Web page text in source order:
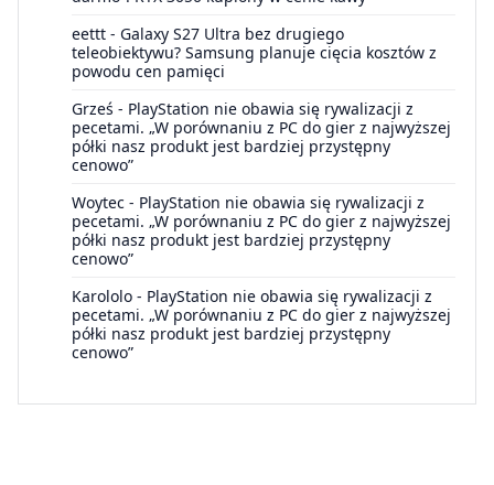
eettt - Galaxy S27 Ultra bez drugiego
teleobiektywu? Samsung planuje cięcia kosztów z
powodu cen pamięci
Grześ - PlayStation nie obawia się rywalizacji z
pecetami. „W porównaniu z PC do gier z najwyższej
półki nasz produkt jest bardziej przystępny
cenowo”
Woytec - PlayStation nie obawia się rywalizacji z
pecetami. „W porównaniu z PC do gier z najwyższej
półki nasz produkt jest bardziej przystępny
cenowo”
Karololo - PlayStation nie obawia się rywalizacji z
pecetami. „W porównaniu z PC do gier z najwyższej
półki nasz produkt jest bardziej przystępny
cenowo”